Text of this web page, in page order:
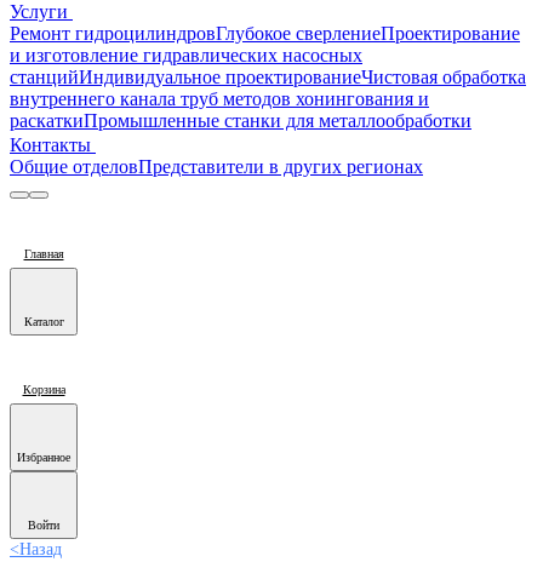
Услуги
Ремонт гидроцилиндровГлубокое сверлениеПроектирование
и изготовление гидравлических насосных
станцийИндивидуальное проектированиеЧистовая обработка
внутреннего канала труб методов хонингования и
раскаткиПромышленные станки для металлообработки
Контакты
Общие отделовПредставители в других регионах
Главная
Каталог
Корзина
Избранное
Войти
<Назад